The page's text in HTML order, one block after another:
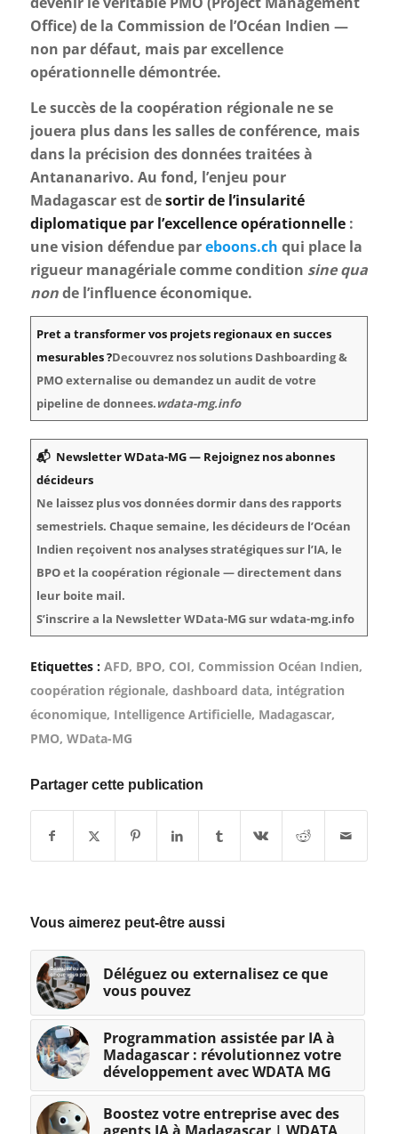
Office) de la Commission de l’Océan Indien —
non par défaut, mais par excellence
opérationnelle démontrée.
Le succès de la coopération régionale ne se
jouera plus dans les salles de conférence, mais
dans la précision des données traitées à
Antananarivo. Au fond, l’enjeu pour
Madagascar est desortir de l’insularité
diplomatique par l’excellence opérationnelle:
une vision défendue pareboons.ch qui place la
rigueur managériale comme condition sine qua
nonde l’influence économique.
Pret a transformer vos projets regionaux en succes
mesurables ?Decouvrez nos solutions Dashboarding &
PMO externalise ou demandez un audit de votre
pipeline de donnees.wdata-mg.info
📬 Newsletter WData-MG — Rejoignez nos abonnes
décideurs
Ne laissez plus vos données dormir dans des rapports
semestriels. Chaque semaine, les décideurs de l’Océan
Indien reçoivent nos analyses stratégiques sur l’IA, le
BPO et la coopération régionale — directement dans
leur boite mail.
S’inscrire a la Newsletter WData-MG sur wdata-mg.info
Etiquettes : AFD, BPO, COI, Commission Océan Indien,
coopération régionale, dashboard data, intégration
économique, Intelligence Artificielle, Madagascar,
PMO, WData-MG
Partager cette publication
Vous aimerez peut-être aussi
Déléguez ou externalisez ce que
vous pouvez
Programmation assistée par IA à
Madagascar : révolutionnez votre
développement avec WDATA MG
Boostez votre entreprise avec des